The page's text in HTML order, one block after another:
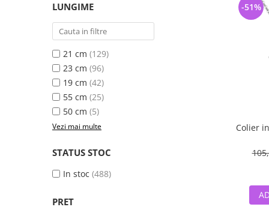
LUNGIME
21 cm (129)
23 cm (96)
19 cm (42)
55 cm (25)
50 cm (5)
Vezi mai multe
STATUS STOC
In stoc (488)
PRET
Colier
-51%